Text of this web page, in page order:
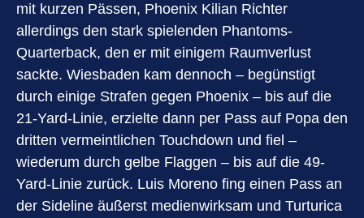
mit kurzen Pässen, Phoenix Kilian Richter
allerdings den stark spielenden Phantoms-
Quarterback, den er mit einigem Raumverlust
sackte. Wiesbaden kam dennoch – begünstigt
durch einige Strafen gegen Phoenix – bis auf die
21-Yard-Linie, erzielte dann per Pass auf Popa den
dritten vermeintlichen Touchdown und fiel –
wiederum durch gelbe Flaggen – bis auf die 49-
Yard-Linie zurück. Luis Moreno fing einen Pass an
der Sideline äußerst medienwirksam und Turturica